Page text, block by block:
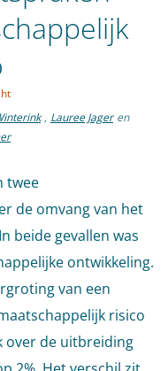
, Lauree Jager en
twee
de omvang van het
beide gevallen was
ontwikkeling.
van een
risico
over de uitbreiding